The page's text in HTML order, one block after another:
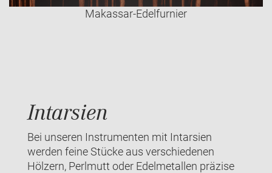
Makassar-Edelfurnier
Intarsien
Bei unseren Instrumenten mit Intarsien
werden feine Stücke aus verschiedenen
Hölzern, Perlmutt oder Edelmetallen präzise